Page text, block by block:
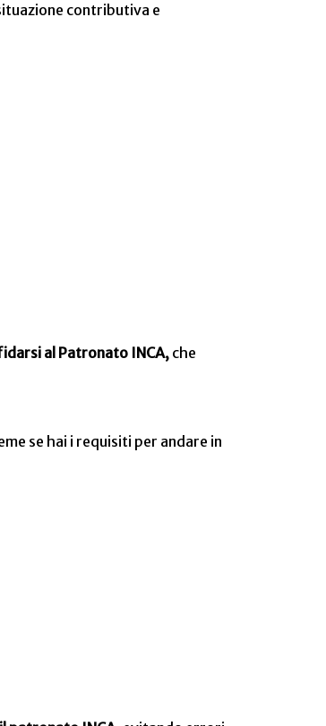
contributiva e
al Patronato INCA,che
se hai i requisiti per andare in